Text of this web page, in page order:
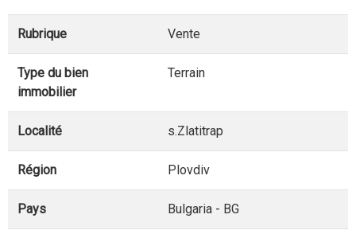
Rubrique Vente
Type du bien
immobilier
Terrain
Localité s.Zlatitrap
Région Plovdiv
Pays Bulgaria - BG